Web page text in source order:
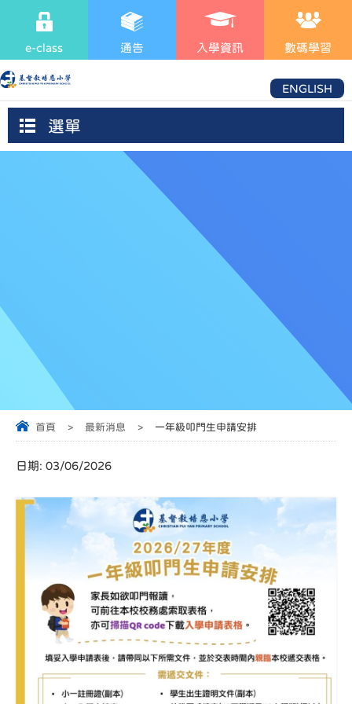
e-class 通告 入學資訊 數碼學習
ENGLISH
選單
首頁 > 最新消息 > 一年級叩門生申請安排
日期: 03/06/2026